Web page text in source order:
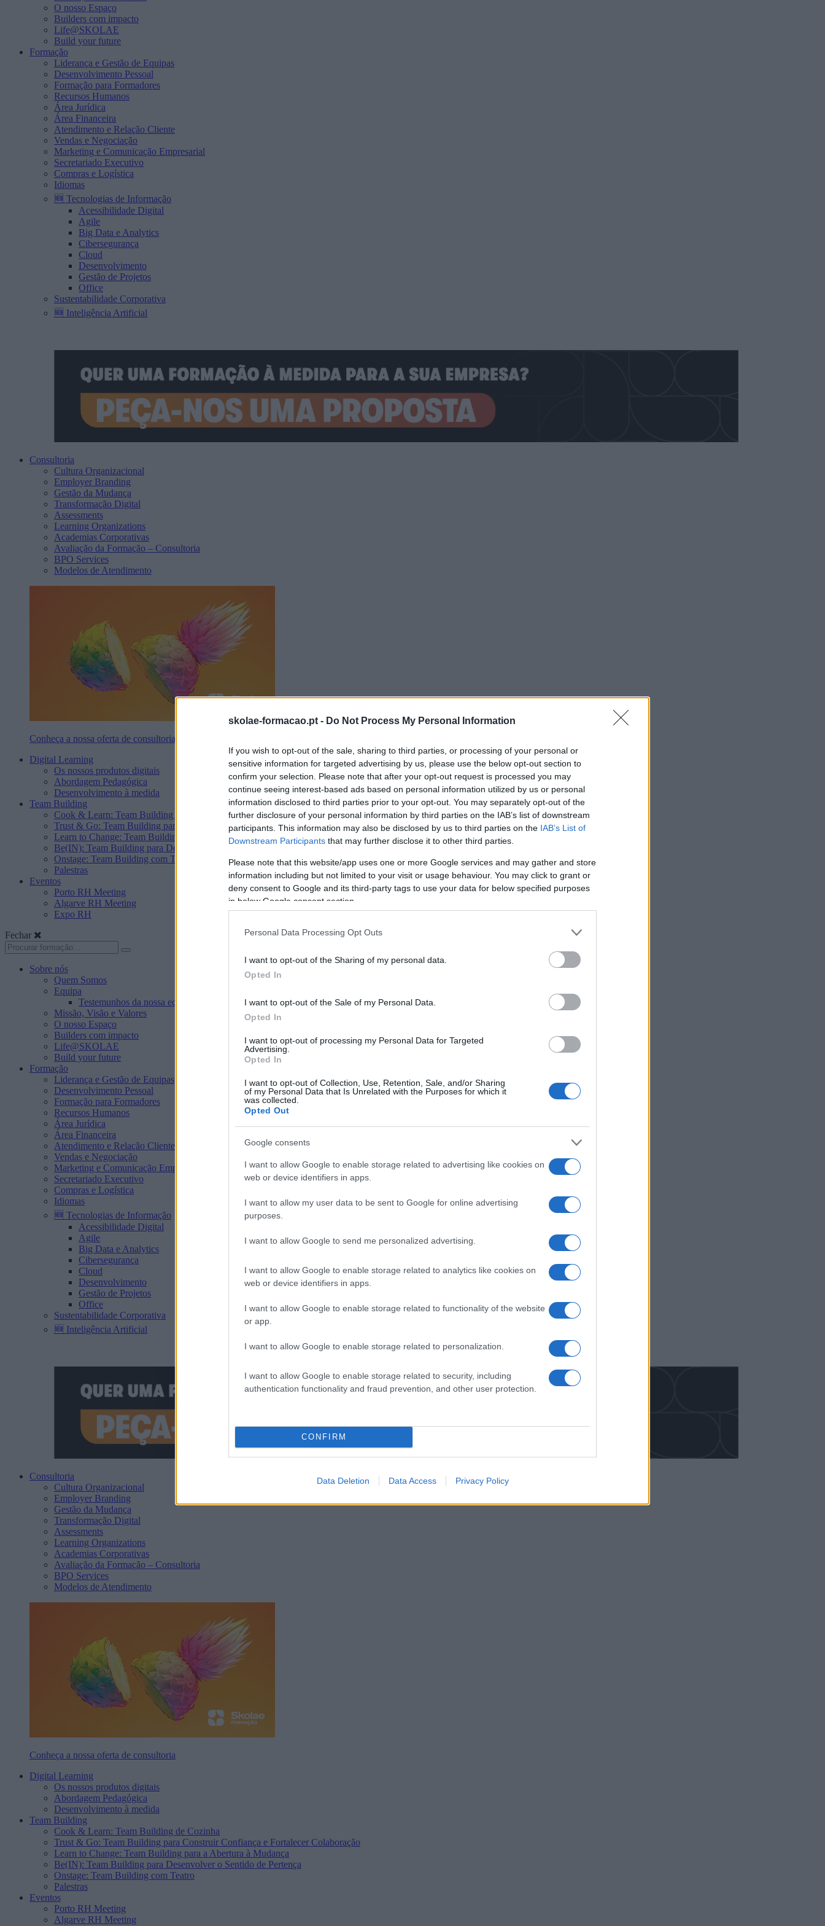
skolae-formacao.pt - Do Not Process My Personal Information
If you wish to opt-out of the sale, sharing to third parties, or processing of your personal or
sensitive information for targeted advertising by us, please use the below opt-out section to
confirm your selection. Please note that after your opt-out request is processed you may
continue seeing interest-based ads based on personal information utilized by us or personal
information disclosed to third parties prior to your opt-out. You may separately opt-out of the
further disclosure of your personal information by third parties on the IAB’s list of downstream
participants. This information may also be disclosed by us to third parties on the IAB’s List of
Downstream Participants that may further disclose it to other third parties.
Please note that this website/app uses one or more Google services and may gather and store
information including but not limited to your visit or usage behaviour. You may click to grant or
deny consent to Google and its third-party tags to use your data for below specified purposes
in below Google consent section.
Personal Data Processing Opt Outs
I want to opt-out of the Sharing of my personal data.
Opted In
I want to opt-out of the Sale of my Personal Data.
Opted In
I want to opt-out of processing my Personal Data for Targeted
Advertising.
Opted In
I want to opt-out of Collection, Use, Retention, Sale, and/or Sharing
of my Personal Data that Is Unrelated with the Purposes for which it
was collected.
Opted Out
Google consents
I want to allow Google to enable storage related to advertising like cookies on
web or device identifiers in apps.
I want to allow my user data to be sent to Google for online advertising
purposes.
I want to allow Google to send me personalized advertising.
I want to allow Google to enable storage related to analytics like cookies on
web or device identifiers in apps.
I want to allow Google to enable storage related to functionality of the website
or app.
I want to allow Google to enable storage related to personalization.
I want to allow Google to enable storage related to security, including
authentication functionality and fraud prevention, and other user protection.
CONFIRM
Data Deletion Data Access Privacy Policy
O nosso Espaço
Builders com impacto
Life@SKOLAE
Build your future
Formação
Liderança e Gestão de Equipas
Desenvolvimento Pessoal
Formação para Formadores
Recursos Humanos
Área Jurídica
Área Financeira
Atendimento e Relação Cliente
Vendas e Negociação
Marketing e Comunicação Empresarial
Secretariado Executivo
Compras e Logística
Idiomas
🆕 Tecnologias de Informação
Acessibilidade Digital
Agile
Big Data e Analytics
Cibersegurança
Cloud
Desenvolvimento
Gestão de Projetos
Office
Sustentabilidade Corporativa
🆕 Inteligência Artificial
Consultoria
Cultura Organizacional
Employer Branding
Gestão da Mudança
Transformação Digital
Assessments
Learning Organizations
Academias Corporativas
Avaliação da Formação – Consultoria
BPO Services
Modelos de Atendimento
Conheça a nossa oferta de consultoria
Digital Learning
Os nossos produtos digitais
Abordagem Pedagógica
Desenvolvimento à medida
Team Building
Cook & Learn: Team Building de Cozinha
Trust & Go: Team Building para Construir Confiança e Fortalecer Colaboração
Learn to Change: Team Building para a Abertura à Mudança
Be(IN): Team Building para Desenvolver o Sentido de Pertença
Onstage: Team Building com Teatro
Palestras
Eventos
Porto RH Meeting
Algarve RH Meeting
Expo RH
Fechar
Sobre nós
Quem Somos
Equipa
Testemunhos da nossa equipa
Missão, Visão e Valores
O nosso Espaço
Builders com impacto
Life@SKOLAE
Build your future
Formação
Liderança e Gestão de Equipas
Desenvolvimento Pessoal
Formação para Formadores
Recursos Humanos
Área Jurídica
Área Financeira
Atendimento e Relação Cliente
Vendas e Negociação
Marketing e Comunicação Empresarial
Secretariado Executivo
Compras e Logística
Idiomas
🆕 Tecnologias de Informação
Acessibilidade Digital
Agile
Big Data e Analytics
Cibersegurança
Cloud
Desenvolvimento
Gestão de Projetos
Office
Sustentabilidade Corporativa
🆕 Inteligência Artificial
Consultoria
Cultura Organizacional
Employer Branding
Gestão da Mudança
Transformação Digital
Assessments
Learning Organizations
Academias Corporativas
Avaliação da Formação – Consultoria
BPO Services
Modelos de Atendimento
Conheça a nossa oferta de consultoria
Digital Learning
Os nossos produtos digitais
Abordagem Pedagógica
Desenvolvimento à medida
Team Building
Cook & Learn: Team Building de Cozinha
Trust & Go: Team Building para Construir Confiança e Fortalecer Colaboração
Learn to Change: Team Building para a Abertura à Mudança
Be(IN): Team Building para Desenvolver o Sentido de Pertença
Onstage: Team Building com Teatro
Palestras
Eventos
Porto RH Meeting
Algarve RH Meeting